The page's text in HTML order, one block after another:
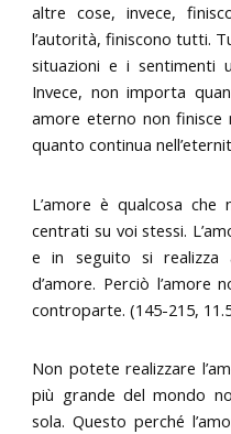
altre cose, invece,
l’autorità, finiscono tutti.
situazioni e i sentimenti
Invece, non importa
amore eterno non finisce
quanto continua
L’amore è qualcosa
centrati su voi stessi.
e in seguito si realizza
d’amore. Perciò l’amore
controparte. (145-215,
Non potete realizzare
più grande del mondo
sola. Questo perché